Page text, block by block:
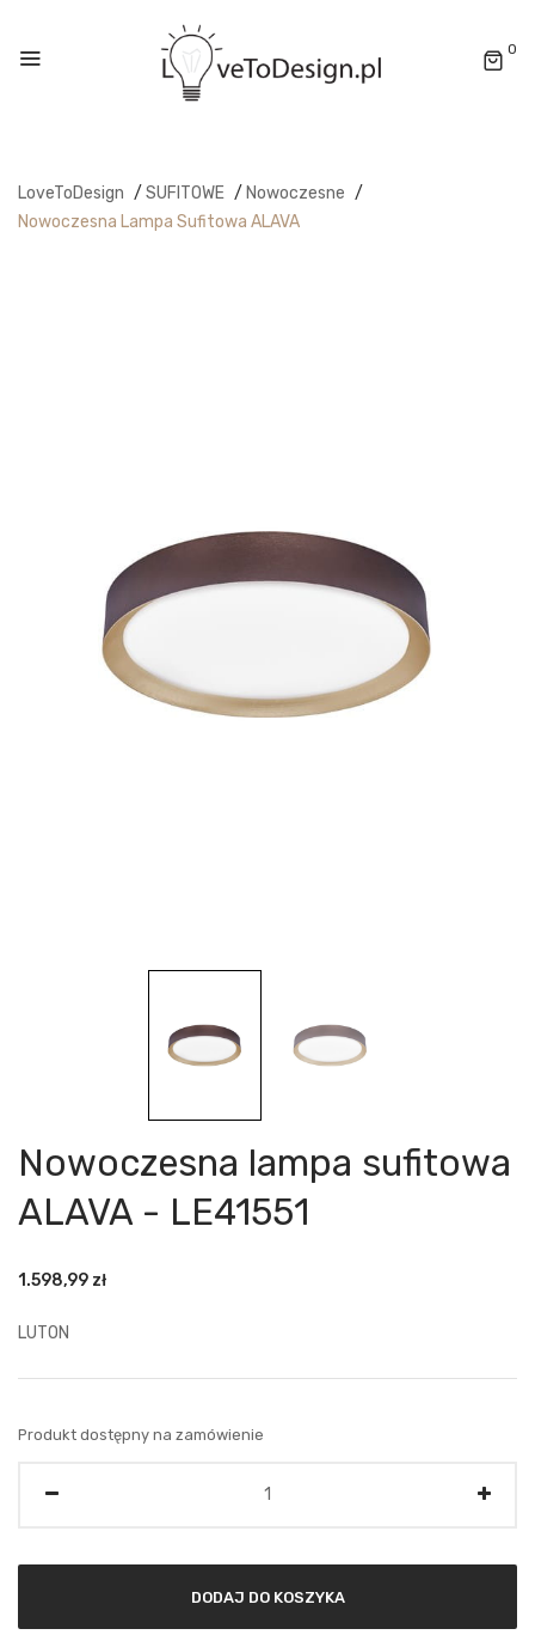
0
LoveToDesign / SUFITOWE / Nowoczesne /
Nowoczesna Lampa Sufitowa ALAVA
Nowoczesna lampa sufitowa
ALAVA - LE41551
1.598,99 zł
LUTON
Produkt dostępny na zamówienie
DODAJ DO KOSZYKA